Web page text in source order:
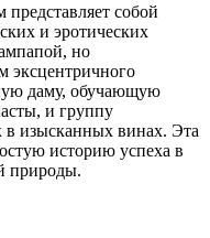
собой
и эротических
но
даму, обучающую
и группу
изысканных винах. Эта
историю успеха в
природы.